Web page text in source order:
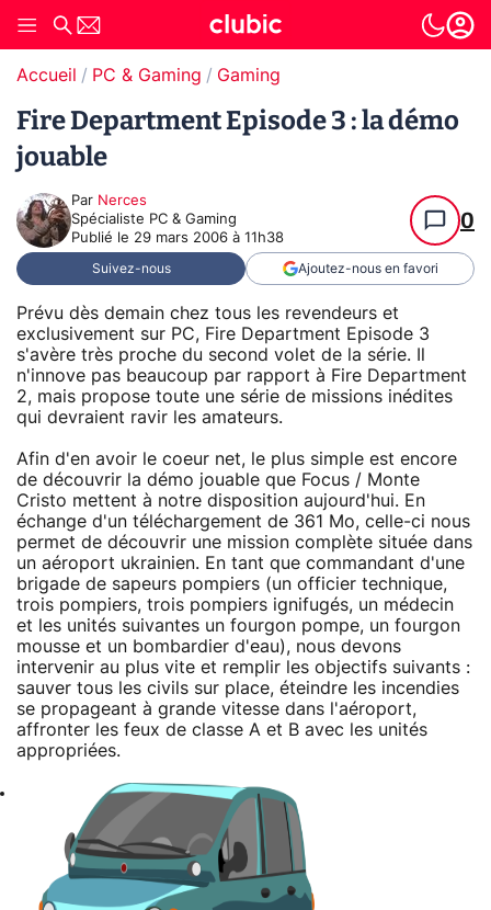
Accueil PC & Gaming Gaming
Fire Department Episode 3 : la démo
jouable
Par Nerces
Spécialiste PC & Gaming
Publié le 29 mars 2006 à 11h38
0
Suivez-nous Ajoutez-nous en favori
Prévu dès demain chez tous les revendeurs et
exclusivement sur PC, Fire Department Episode 3
s'avère très proche du second volet de la série. Il
n'innove pas beaucoup par rapport à Fire Department
2, mais propose toute une série de missions inédites
qui devraient ravir les amateurs.
Afin d'en avoir le coeur net, le plus simple est encore
de découvrir la démo jouable que Focus / Monte
Cristo mettent à notre disposition aujourd'hui. En
échange d'un téléchargement de 361 Mo, celle-ci nous
permet de découvrir une mission complète située dans
un aéroport ukrainien. En tant que commandant d'une
brigade de sapeurs pompiers (un officier technique,
trois pompiers, trois pompiers ignifugés, un médecin
et les unités suivantes un fourgon pompe, un fourgon
mousse et un bombardier d'eau), nous devons
intervenir au plus vite et remplir les objectifs suivants :
sauver tous les civils sur place, éteindre les incendies
se propageant à grande vitesse dans l'aéroport,
affronter les feux de classe A et B avec les unités
appropriées.